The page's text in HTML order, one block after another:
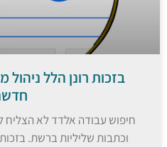
בזכות רונן הלל ניהול
חיפוש עבודה אלדד לא הצליח
וכתבות שליליות ברשת. בזכות